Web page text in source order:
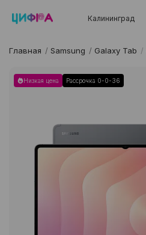
Калининград
Главная / Samsung / Galaxy Tab /
Низкая цена Рассрочка 0-0-36